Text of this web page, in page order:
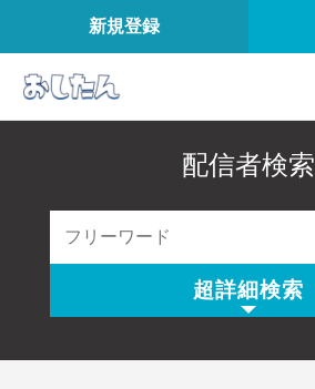
新規登録
配信者検索
超詳細検索